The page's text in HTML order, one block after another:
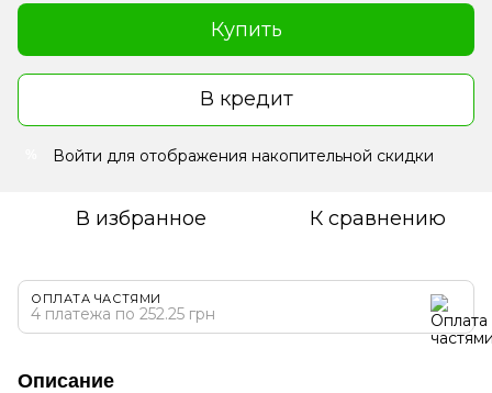
Купить
В кредит
Войти для отображения накопительной скидки
В избранное К сравнению
ОПЛАТА ЧАСТЯМИ
4 платежа по 252.25 грн
Описание